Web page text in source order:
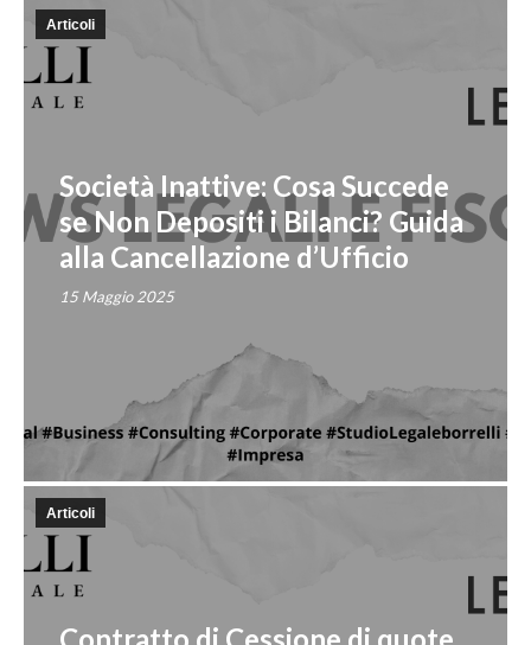
Articoli
Società Inattive: Cosa Succede
se Non Depositi i Bilanci? Guida
alla Cancellazione d’Ufficio
15 Maggio 2025
Articoli